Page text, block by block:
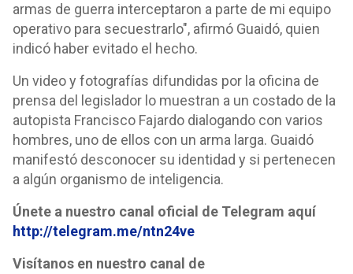
armas de guerra interceptaron a parte de mi equipo
operativo para secuestrarlo", afirmó Guaidó, quien
indicó haber evitado el hecho.
Un video y fotografías difundidas por la oficina de
prensa del legislador lo muestran a un costado de la
autopista Francisco Fajardo dialogando con varios
hombres, uno de ellos con un arma larga. Guaidó
manifestó desconocer su identidad y si pertenecen
a algún organismo de inteligencia.
Únete a nuestro canal oficial de Telegram aquí
http://telegram.me/ntn24ve
Visítanos en nuestro canal de